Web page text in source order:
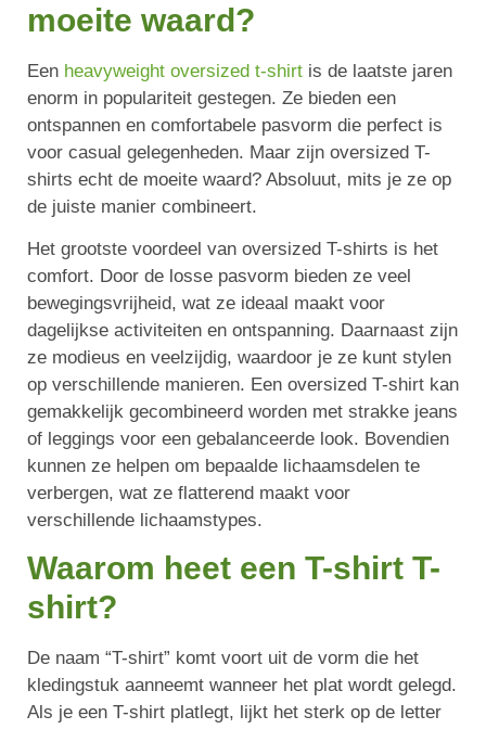
moeite waard?
Een heavyweight oversized t-shirt is de laatste jaren
enorm in populariteit gestegen. Ze bieden een
ontspannen en comfortabele pasvorm die perfect is
voor casual gelegenheden. Maar zijn oversized T-
shirts echt de moeite waard? Absoluut, mits je ze op
de juiste manier combineert.
Het grootste voordeel van oversized T-shirts is het
comfort. Door de losse pasvorm bieden ze veel
bewegingsvrijheid, wat ze ideaal maakt voor
dagelijkse activiteiten en ontspanning. Daarnaast zijn
ze modieus en veelzijdig, waardoor je ze kunt stylen
op verschillende manieren. Een oversized T-shirt kan
gemakkelijk gecombineerd worden met strakke jeans
of leggings voor een gebalanceerde look. Bovendien
kunnen ze helpen om bepaalde lichaamsdelen te
verbergen, wat ze flatterend maakt voor
verschillende lichaamstypes.
Waarom heet een T-shirt T-
shirt?
De naam “T-shirt” komt voort uit de vorm die het
kledingstuk aanneemt wanneer het plat wordt gelegd.
Als je een T-shirt platlegt, lijkt het sterk op de letter